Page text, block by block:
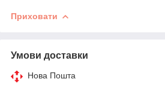
Приховати
Умови доставки
Нова Пошта